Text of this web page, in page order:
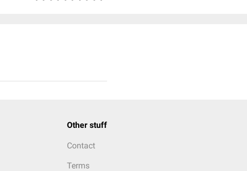
Other stuff
Contact
Terms